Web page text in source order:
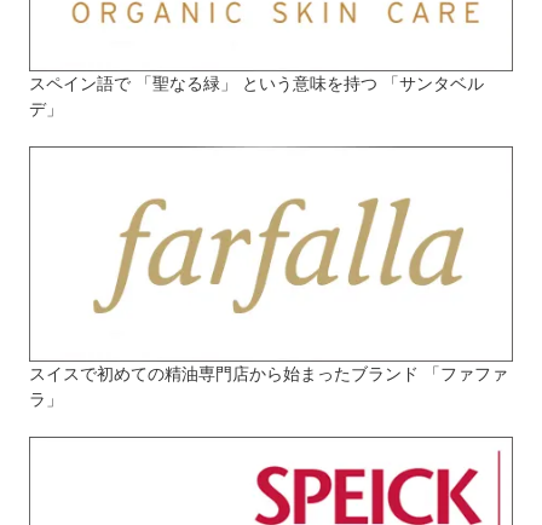
スペイン語で 「聖なる緑」 という意味を持つ 「サンタベル
デ」
スイスで初めての精油専門店から始まったブランド 「ファファ
ラ」